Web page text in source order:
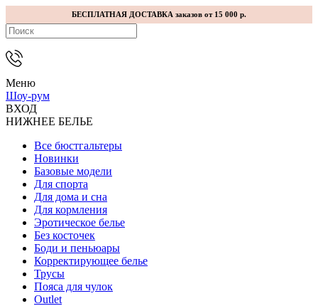
БЕСПЛАТНАЯ ДОСТАВКА заказов от 15 000 р.
Меню
Шоу-рум
ВХОД
НИЖНЕЕ БЕЛЬЕ
Все бюстгальтеры
Новинки
Базовые модели
Для спорта
Для дома и сна
Для кормления
Эротическое белье
Без косточек
Боди и пеньюары
Корректирующее белье
Трусы
Пояса для чулок
Outlet